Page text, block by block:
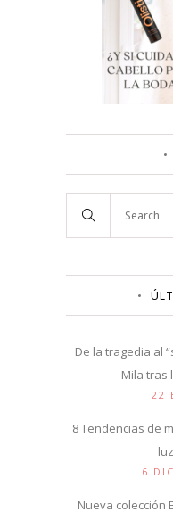
De la tragedia al
Mila tras
22
8 Tendencias de
6
Nueva colección